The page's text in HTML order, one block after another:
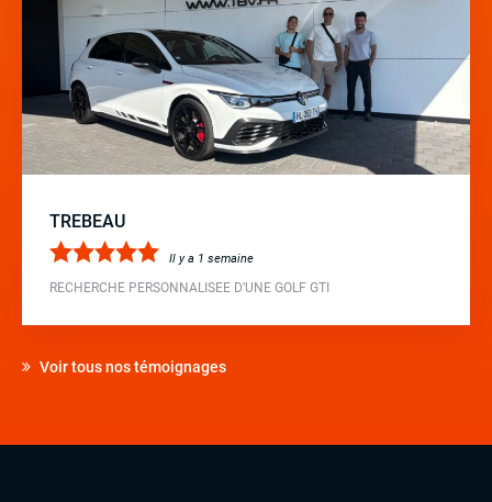
TREBEAU
Il y a 1 semaine
RECHERCHE PERSONNALISEE D’UNE GOLF GTI
Voir tous nos témoignages